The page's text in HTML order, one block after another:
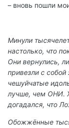
– вновь пошли
Минули
настолько, что
Они вернулись,
привезли с
чешуйчатые
лучше, чем ОНИ.
догадался, что
Обожжённые